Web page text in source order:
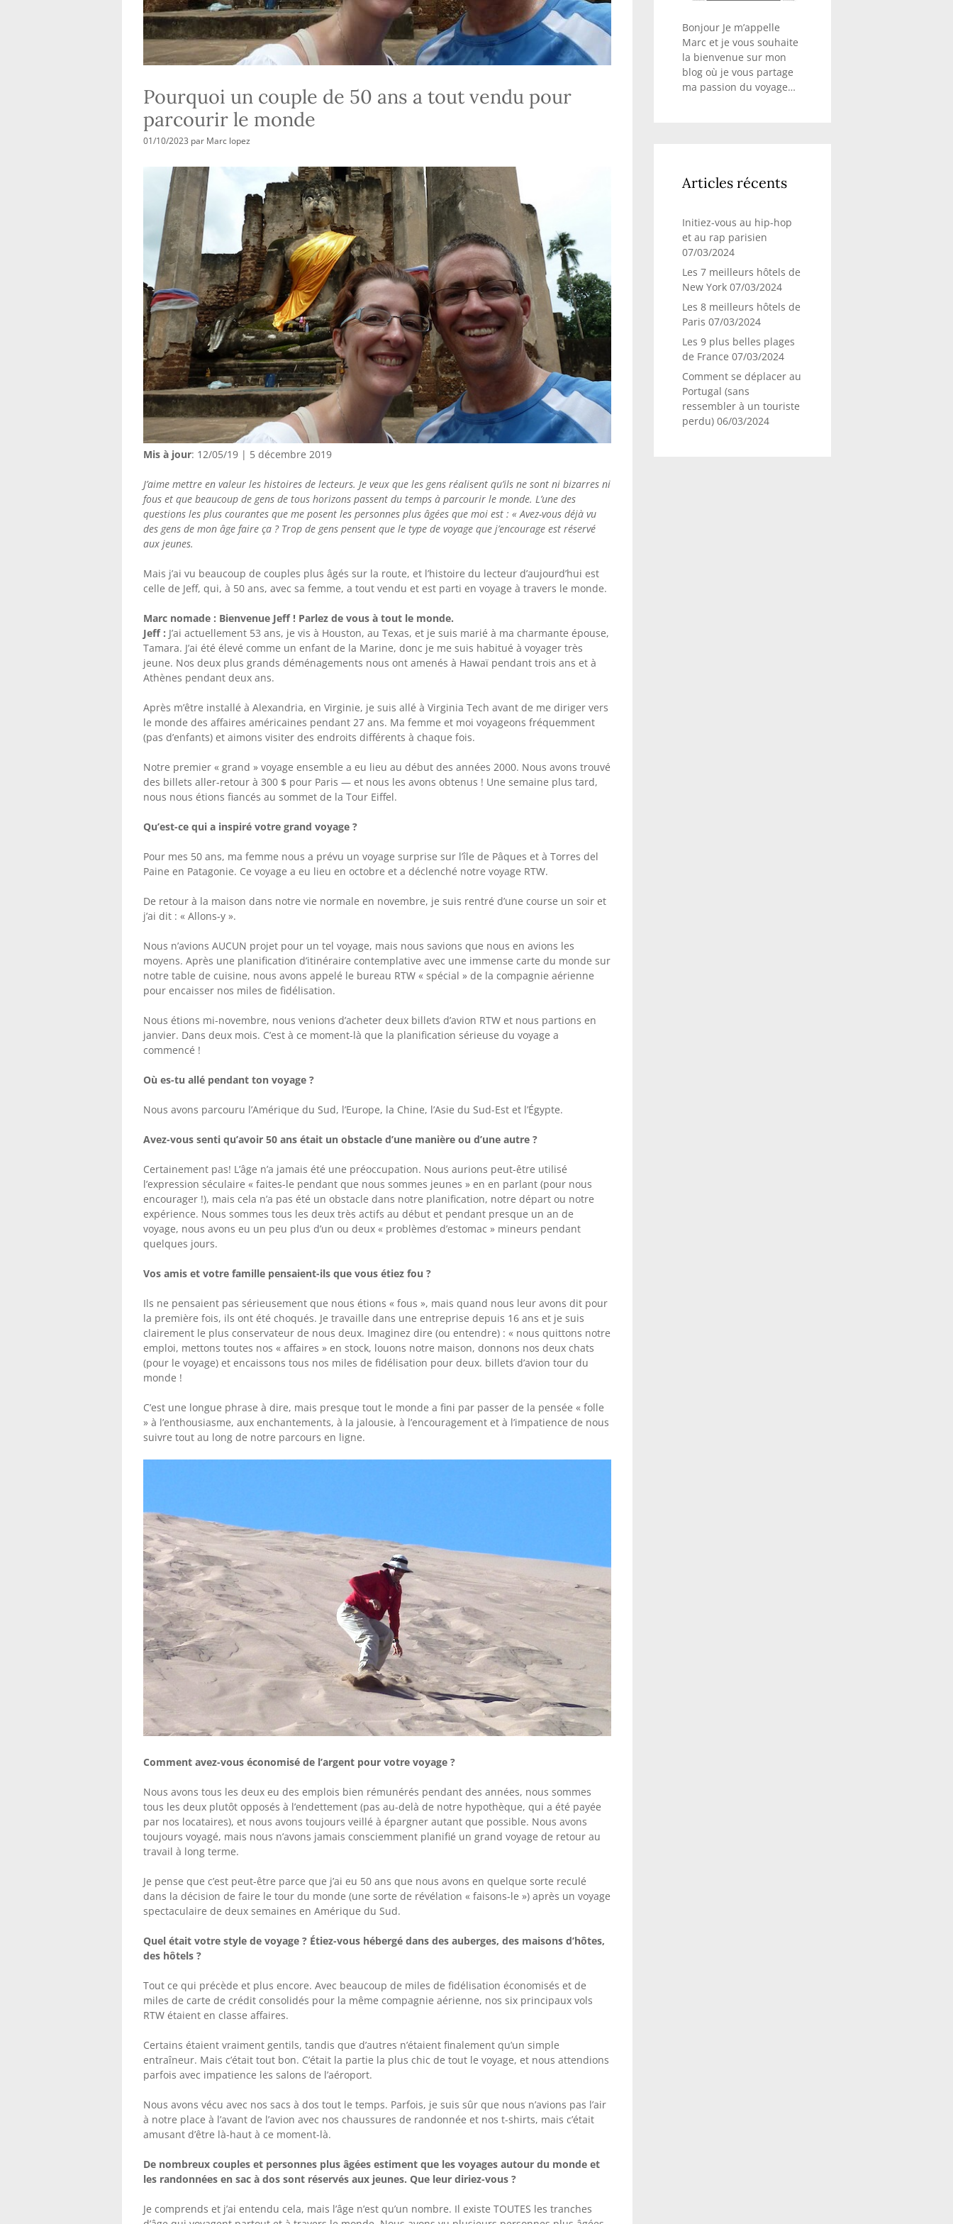
Pourquoi un couple de 50 ans a tout vendu pour
parcourir le monde
01/10/2023 par Marc lopez
Mis à jour: 12/05/19 | 5 décembre 2019
J’aime mettre en valeur les histoires de lecteurs. Je veux que les gens réalisent qu’ils ne sont ni bizarres ni
fous et que beaucoup de gens de tous horizons passent du temps à parcourir le monde. L’une des
questions les plus courantes que me posent les personnes plus âgées que moi est : « Avez-vous déjà vu
des gens de mon âge faire ça ? Trop de gens pensent que le type de voyage que j’encourage est réservé
aux jeunes.
Mais j’ai vu beaucoup de couples plus âgés sur la route, et l’histoire du lecteur d’aujourd’hui est
celle de Jeff, qui, à 50 ans, avec sa femme, a tout vendu et est parti en voyage à travers le monde.
Marc nomade : Bienvenue Jeff ! Parlez de vous à tout le monde.
Jeff : J’ai actuellement 53 ans, je vis à Houston, au Texas, et je suis marié à ma charmante épouse,
Tamara. J’ai été élevé comme un enfant de la Marine, donc je me suis habitué à voyager très
jeune. Nos deux plus grands déménagements nous ont amenés à Hawaï pendant trois ans et à
Athènes pendant deux ans.
Après m’être installé à Alexandria, en Virginie, je suis allé à Virginia Tech avant de me diriger vers
le monde des affaires américaines pendant 27 ans. Ma femme et moi voyageons fréquemment
(pas d’enfants) et aimons visiter des endroits différents à chaque fois.
Notre premier « grand » voyage ensemble a eu lieu au début des années 2000. Nous avons trouvé
des billets aller-retour à 300 $ pour Paris — et nous les avons obtenus ! Une semaine plus tard,
nous nous étions fiancés au sommet de la Tour Eiffel.
Qu’est-ce qui a inspiré votre grand voyage ?
Pour mes 50 ans, ma femme nous a prévu un voyage surprise sur l’île de Pâques et à Torres del
Paine en Patagonie. Ce voyage a eu lieu en octobre et a déclenché notre voyage RTW.
De retour à la maison dans notre vie normale en novembre, je suis rentré d’une course un soir et
j’ai dit : « Allons-y ».
Nous n’avions AUCUN projet pour un tel voyage, mais nous savions que nous en avions les
moyens. Après une planification d’itinéraire contemplative avec une immense carte du monde sur
notre table de cuisine, nous avons appelé le bureau RTW « spécial » de la compagnie aérienne
pour encaisser nos miles de fidélisation.
Nous étions mi-novembre, nous venions d’acheter deux billets d’avion RTW et nous partions en
janvier. Dans deux mois. C’est à ce moment-là que la planification sérieuse du voyage a
commencé !
Où es-tu allé pendant ton voyage ?
Nous avons parcouru l’Amérique du Sud, l’Europe, la Chine, l’Asie du Sud-Est et l’Égypte.
Avez-vous senti qu’avoir 50 ans était un obstacle d’une manière ou d’une autre ?
Certainement pas! L’âge n’a jamais été une préoccupation. Nous aurions peut-être utilisé
l’expression séculaire « faites-le pendant que nous sommes jeunes » en en parlant (pour nous
encourager !), mais cela n’a pas été un obstacle dans notre planification, notre départ ou notre
expérience. Nous sommes tous les deux très actifs au début et pendant presque un an de
voyage, nous avons eu un peu plus d’un ou deux « problèmes d’estomac » mineurs pendant
quelques jours.
Vos amis et votre famille pensaient-ils que vous étiez fou ?
Ils ne pensaient pas sérieusement que nous étions « fous », mais quand nous leur avons dit pour
la première fois, ils ont été choqués. Je travaille dans une entreprise depuis 16 ans et je suis
clairement le plus conservateur de nous deux. Imaginez dire (ou entendre) : « nous quittons notre
emploi, mettons toutes nos « affaires » en stock, louons notre maison, donnons nos deux chats
(pour le voyage) et encaissons tous nos miles de fidélisation pour deux. billets d’avion tour du
monde !
C’est une longue phrase à dire, mais presque tout le monde a fini par passer de la pensée « folle
» à l’enthousiasme, aux enchantements, à la jalousie, à l’encouragement et à l’impatience de nous
suivre tout au long de notre parcours en ligne.
Comment avez-vous économisé de l’argent pour votre voyage ?
Nous avons tous les deux eu des emplois bien rémunérés pendant des années, nous sommes
tous les deux plutôt opposés à l’endettement (pas au-delà de notre hypothèque, qui a été payée
par nos locataires), et nous avons toujours veillé à épargner autant que possible. Nous avons
toujours voyagé, mais nous n’avons jamais consciemment planifié un grand voyage de retour au
travail à long terme.
Je pense que c’est peut-être parce que j’ai eu 50 ans que nous avons en quelque sorte reculé
dans la décision de faire le tour du monde (une sorte de révélation « faisons-le ») après un voyage
spectaculaire de deux semaines en Amérique du Sud.
Quel était votre style de voyage ? Étiez-vous hébergé dans des auberges, des maisons d’hôtes,
des hôtels ?
Tout ce qui précède et plus encore. Avec beaucoup de miles de fidélisation économisés et de
miles de carte de crédit consolidés pour la même compagnie aérienne, nos six principaux vols
RTW étaient en classe affaires.
Certains étaient vraiment gentils, tandis que d’autres n’étaient finalement qu’un simple
entraîneur. Mais c’était tout bon. C’était la partie la plus chic de tout le voyage, et nous attendions
parfois avec impatience les salons de l’aéroport.
Nous avons vécu avec nos sacs à dos tout le temps. Parfois, je suis sûr que nous n’avions pas l’air
à notre place à l’avant de l’avion avec nos chaussures de randonnée et nos t-shirts, mais c’était
amusant d’être là-haut à ce moment-là.
De nombreux couples et personnes plus âgées estiment que les voyages autour du monde et
les randonnées en sac à dos sont réservés aux jeunes. Que leur diriez-vous ?
Je comprends et j’ai entendu cela, mais l’âge n’est qu’un nombre. Il existe TOUTES les tranches
Bonjour Je m’appelle
Marc et je vous souhaite
la bienvenue sur mon
blog où je vous partage
ma passion du voyage…
Articles récents
Initiez-vous au hip-hop
et au rap parisien
07/03/2024
Les 7 meilleurs hôtels de
New York 07/03/2024
Les 8 meilleurs hôtels de
Paris 07/03/2024
Les 9 plus belles plages
de France 07/03/2024
Comment se déplacer au
Portugal (sans
ressembler à un touriste
perdu) 06/03/2024